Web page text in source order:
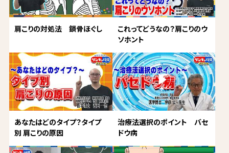
肩こりの対処法 鎖骨ほぐし
これってどうなの？肩こりのウ
ソホント
あなたはどのタイプ？タイプ
別 肩こりの原因
治療法選択のポイント バセ
ドウ病